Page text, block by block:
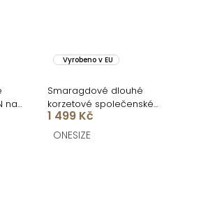
na
Vyrobeno v EU
Smaragdové dlouhé
korzetové společenské
šaty ALITAN s rozparkem
1 499 Kč
ONESIZE